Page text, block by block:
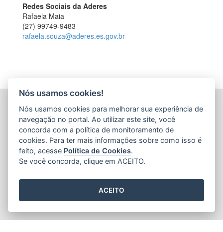
Redes Sociais da Aderes
Rafaela Maia
(27) 99749-9483
rafaela.souza@aderes.es.gov.br
AGÊNCIA DE DESENVOLVIMENTO DAS MICRO E
PEQUENAS EMPRESAS E DO EMPREENDEDORISMO
(ADERES)
Av. Nossa Sra. da Penha, 714 - Edifício RS Trade Tower - 5º
Andar - Praia do Canto
CEP: 29055-130 - Vitória / ES
Tel.: 27 3636-8552
Nós usamos cookies!
Nós usamos cookies para melhorar sua experiência de
navegação no portal. Ao utilizar este site, você
concorda com a política de monitoramento de
cookies. Para ter mais informações sobre como isso é
feito, acesse Política de Cookies.
Se você concorda, clique em ACEITO.
ACEITO